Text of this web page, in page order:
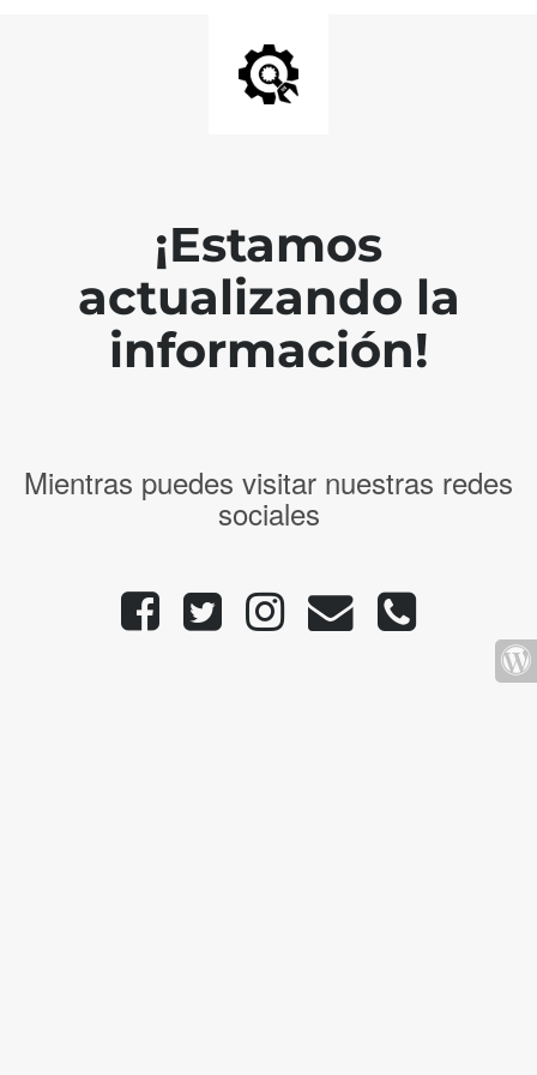
¡Estamos
actualizando la
información!
Mientras puedes visitar nuestras redes
sociales